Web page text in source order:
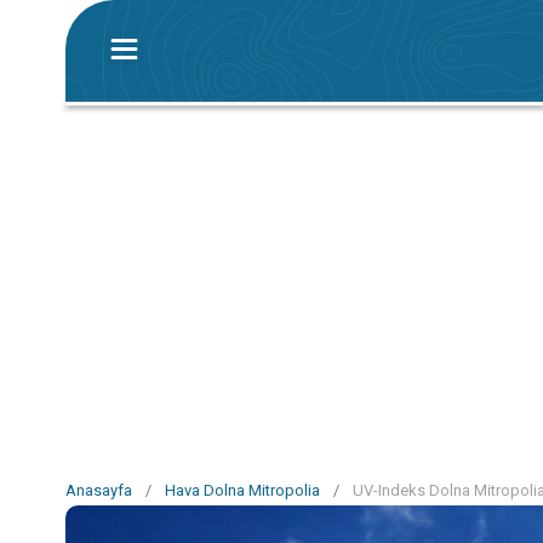
Anasayfa / Hava Dolna Mitropolia / UV-Indeks Dolna